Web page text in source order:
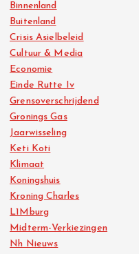
Binnenland
Buitenland
Crisis Asielbeleid
Cultuur & Media
Economie
Einde Rutte Iv
Grensoverschrijdend
Gronings Gas
Jaarwisseling
Keti Koti
Klimaat
Koningshuis
Kroning Charles
L1Mburg
Midterm-Verkiezingen
Nh Nieuws